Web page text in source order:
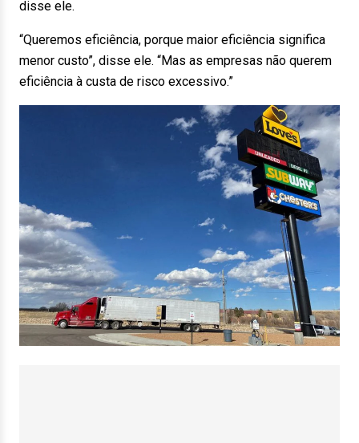
disse ele.
“Queremos eficiência, porque maior eficiência significa
menor custo”, disse ele. “Mas as empresas não querem
eficiência à custa de risco excessivo.”